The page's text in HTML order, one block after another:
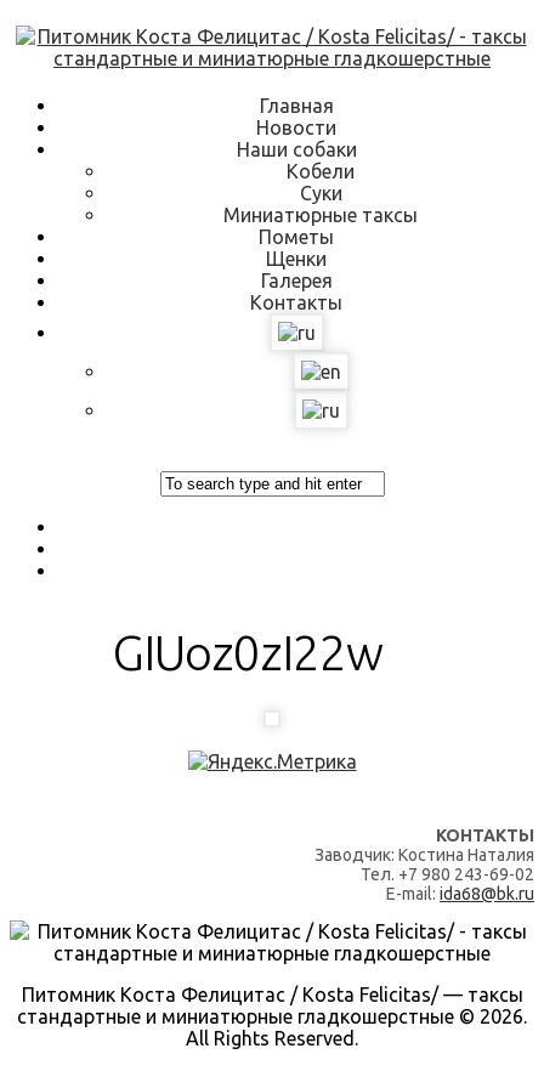
Skip
to
content
Главная
Новости
Наши собаки
Кобели
Суки
Миниатюрные таксы
Пометы
Щенки
Галерея
Контакты
GIUoz0zI22w
КОНТАКТЫ
Заводчик: Костина Наталия
Тел. +7 980 243-69-02
E-mail: ida68@bk.ru
Питомник Коста Фелицитас / Kosta Felicitas/ — таксы
стандартные и миниатюрные гладкошерстные © 2026.
All Rights Reserved.